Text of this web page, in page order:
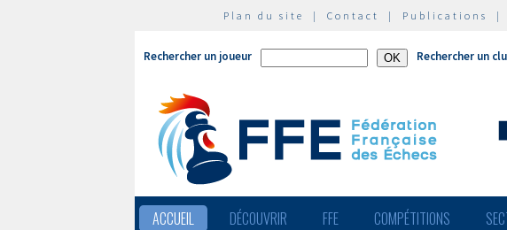
Plan du site | Contact | Publications |
Rechercher un joueur Rechercher un
ACCUEIL DÉCOUVRIR FFE COMPÉTITIONS